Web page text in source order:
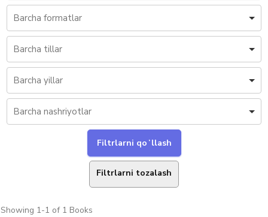
Filtrlarni tozalash
Showing 1-1 of 1 Books